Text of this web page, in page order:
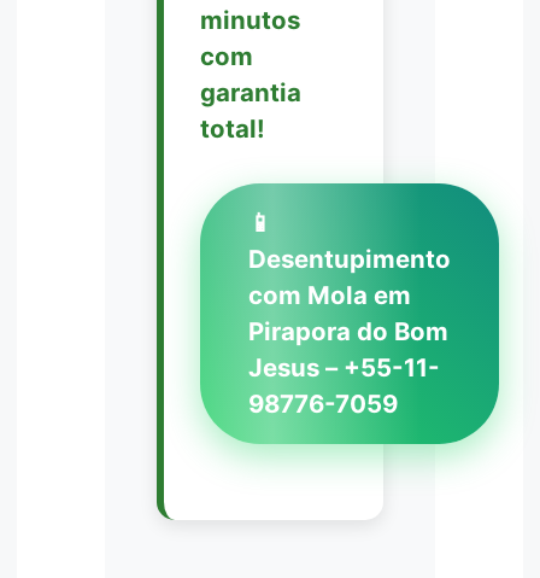
minutos
com
garantia
total!
📱
Desentupimento
com Mola em
Pirapora do Bom
Jesus – +55-11-
98776-7059